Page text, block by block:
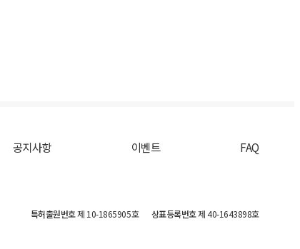
공지사항 이벤트 FAQ
특허출원번호제 10-1865905호 상표등록번호제 40-1643898호